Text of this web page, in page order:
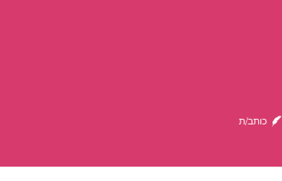
כותב/ת